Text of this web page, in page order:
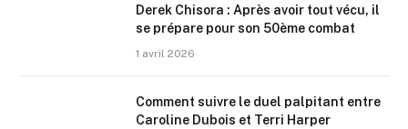
Derek Chisora : Après avoir tout vécu, il
se prépare pour son 50ème combat
1 avril 2026
Comment suivre le duel palpitant entre
Caroline Dubois et Terri Harper